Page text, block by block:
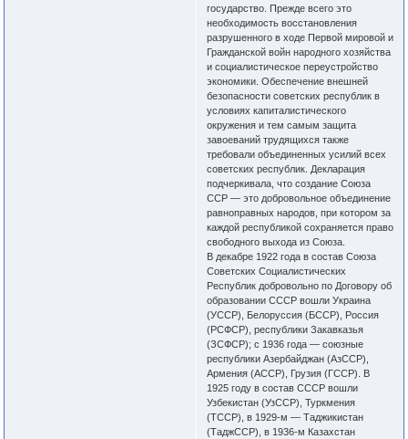
государство. Прежде всего это
необходимость восстановления
разрушенного в ходе Первой мировой и
Гражданской войн народного хозяйства
и социалистическое переустройство
экономики. Обеспечение внешней
безопасности советских республик в
условиях капиталистического
окружения и тем самым защита
завоеваний трудящихся также
требовали объединенных усилий всех
советских республик. Декларация
подчеркивала, что создание Союза
ССР — это добровольное объединение
равноправных народов, при котором за
каждой республикой сохраняется право
свободного выхода из Союза.
В декабре 1922 года в состав Союза
Советских Социалистических
Республик добровольно по Договору об
образовании СССР вошли Украина
(УССР), Белоруссия (БССР), Россия
(РСФСР), республики Закавказья
(ЗСФСР); с 1936 года — союзные
республики Азербайджан (АзССР),
Армения (АССР), Грузия (ГССР). В
1925 году в состав СССР вошли
Узбекистан (УзССР), Туркмения
(ТССР), в 1929-м — Таджикистан
(ТаджССР), в 1936-м Казахстан